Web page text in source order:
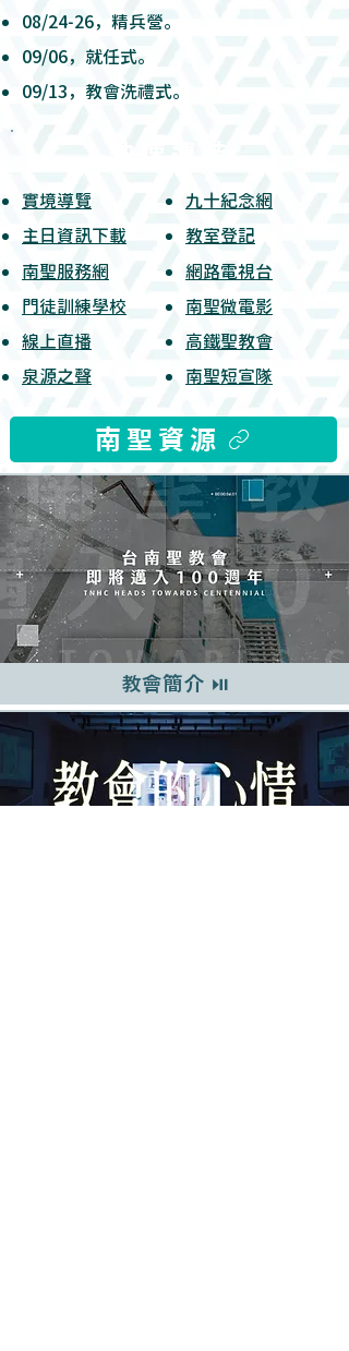
08/24-26，精兵營。
09/06，就任式。
09/13，教會洗禮式。
實境導覽
​主日資訊下載
南聖服務網
​門徒訓練學校
線上直播
泉源之聲
九十紀念網
教室登記
網路電視台
南聖微電影
高鐵聖教會
南聖短宣隊
南 聖 資 源
教會簡介 ⏯︎